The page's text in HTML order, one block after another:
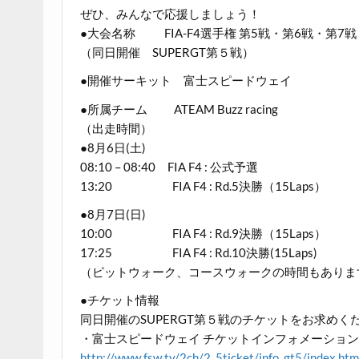
ぜひ、みんなで応援しましょう！
●大会名称 FIA-F4選手権 第5戦・第6戦・第7戦
（同日開催 SUPERGT第５戦）
●開催サーキット 富士スピードウェイ
●所属チーム ATEAM Buzz racing
（出走時間）
●8月6日(土)
08:10 – 08:40 FIA F4 : 公式予選
13:20 FIA F4 : Rd.5決勝（15Laps）
●8月7日(日)
10:00 FIA F4 : Rd.9決勝（15Laps）
17:25 FIA F4 : Rd.10決勝(15Laps)
（ピットウォーク、コースウォークの時間もあり
●チケット情報
同日開催のSUPERGT第５戦のチケットをお求めく
・富士スピードウェイ チケットインフォメーション